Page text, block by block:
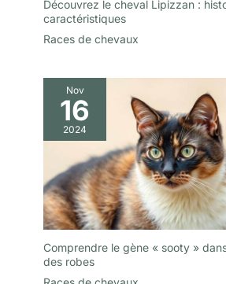
Découvrez le cheval Lipizzan :
caractéristiques
Races de chevaux
Nov
16
2024
Comprendre le gène « sooty »
des robes